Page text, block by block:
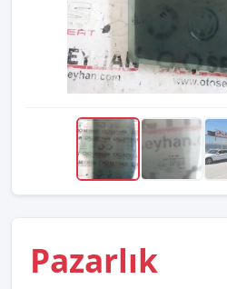
Pazarlık